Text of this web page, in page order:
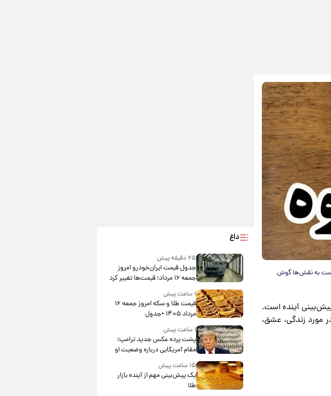
است به نقش‌ها گوش
آینده است.
مورد زندگی، عشق،
داغ
۲۵ دقیقه پیش
جدول قیمت ایران‌خودرو امروز
جمعه ۱۶ مرداد؛ قیمت‌ها تغییر کرد
۱ ساعت پیش
قیمت طلا و سکه امروز جمعه ۱۶
مرداد ۱۴۰۵ +جدول
۱ ساعت پیش
پشت پرده عکس جدید ترامپ؛
مقام آمریکایی درباره وضعیت او
چه گفت؟
۱۵ ساعت پیش
یک پیش‌بینی مهم از آینده بازار
طلا